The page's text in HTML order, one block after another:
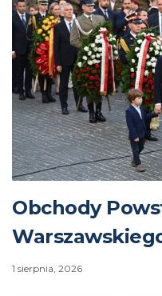
Obchody
1 sierpnia, 2026